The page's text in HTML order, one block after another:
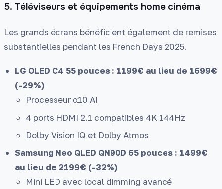
5. Téléviseurs et équipements home cinéma
Les grands écrans bénéficient également de remises
substantielles pendant les French Days 2025.
LG OLED C4 55 pouces : 1199€ au lieu de 1699€
(-29%)
Processeur α10 AI
4 ports HDMI 2.1 compatibles 4K 144Hz
Dolby Vision IQ et Dolby Atmos
Samsung Neo QLED QN90D 65 pouces : 1499€
au lieu de 2199€ (-32%)
Mini LED avec local dimming avancé